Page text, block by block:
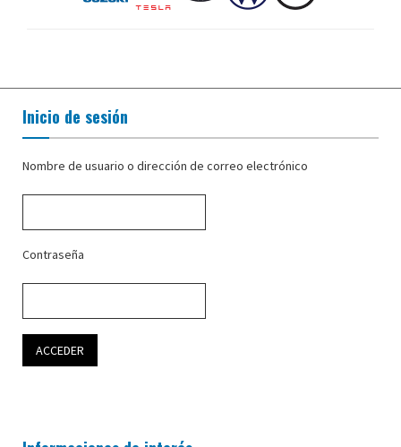
Inicio de sesión
Nombre de usuario o dirección de correo electrónico
Contraseña